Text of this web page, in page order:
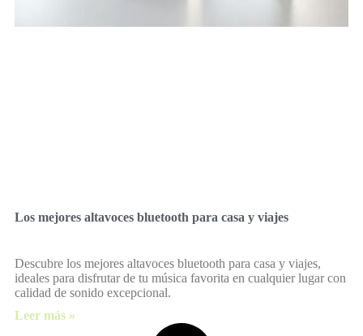
Los mejores altavoces bluetooth para casa y viajes
Descubre los mejores altavoces bluetooth para casa y viajes,
ideales para disfrutar de tu música favorita en cualquier lugar con
calidad de sonido excepcional.
Leer más »